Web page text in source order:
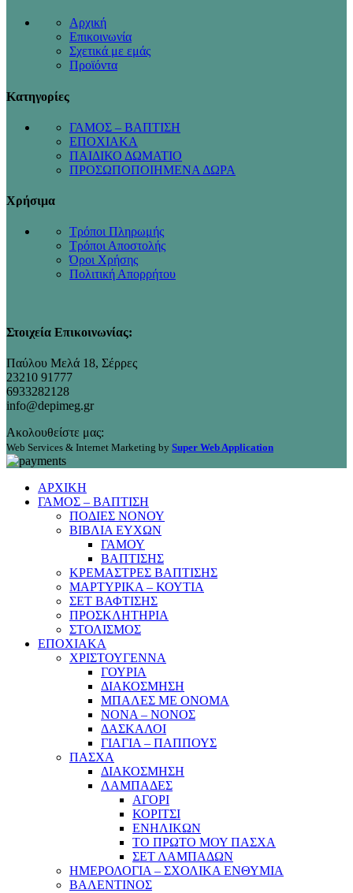
Αρχική
Επικοινωνία
Σχετικά με εμάς
Προϊόντα
Κατηγορίες
ΓΑΜΟΣ – ΒΑΠΤΙΣΗ
ΕΠΟΧΙΑΚΑ
ΠΑΙΔΙΚΟ ΔΩΜΑΤΙΟ
ΠΡΟΣΩΠΟΠΟΙΗΜΕΝΑ ΔΩΡΑ
Χρήσιμα
Τρόποι Πληρωμής
Τρόποι Αποστολής
Όροι Χρήσης
Πολιτική Απορρήτου
Στοιχεία Επικοινωνίας:
Παύλου Μελά 18, Σέρρες
23210 91777
6933282128
info@depimeg.gr
Ακολουθείστε μας:
Web Services & Internet Marketing by Super Web Application
ΑΡΧΙΚΗ
ΓΑΜΟΣ – ΒΑΠΤΙΣΗ
ΠΟΔΙΕΣ ΝΟΝΟΥ
ΒΙΒΛΙΑ ΕΥΧΩΝ
ΓΑΜΟΥ
ΒΑΠΤΙΣΗΣ
ΚΡΕΜΑΣΤΡΕΣ ΒΑΠΤΙΣΗΣ
ΜΑΡΤΥΡΙΚΑ – ΚΟΥΤΙΑ
ΣΕΤ ΒΑΦΤΙΣΗΣ
ΠΡΟΣΚΛΗΤΗΡΙΑ
ΣΤΟΛΙΣΜΟΣ
ΕΠΟΧΙΑΚΑ
ΧΡΙΣΤΟΥΓΕΝΝΑ
ΓΟΥΡΙΑ
ΔΙΑΚΟΣΜΗΣΗ
ΜΠΑΛΕΣ ΜΕ ΟΝΟΜΑ
ΝΟΝΑ – ΝΟΝΟΣ
ΔΑΣΚΑΛΟΙ
ΓΙΑΓΙΑ – ΠΑΠΠΟΥΣ
ΠΑΣΧΑ
ΔΙΑΚΟΣΜΗΣΗ
ΛΑΜΠΑΔΕΣ
ΑΓΟΡΙ
ΚΟΡΙΤΣΙ
ΕΝΗΛΙΚΩΝ
ΤΟ ΠΡΩΤΟ ΜΟΥ ΠΑΣΧΑ
ΣΕΤ ΛΑΜΠΑΔΩΝ
ΗΜΕΡΟΛΟΓΙΑ – ΣΧΟΛΙΚΑ ΕΝΘΥΜΙΑ
ΒΑΛΕΝΤΙΝΟΣ